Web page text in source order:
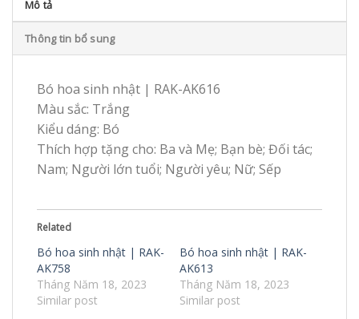
Mô tả
Thông tin bổ sung
Bó hoa sinh nhật | RAK-AK616
Màu sắc: Trắng
Kiểu dáng: Bó
Thích hợp tặng cho: Ba và Mẹ; Bạn bè; Đối tác;
Nam; Người lớn tuổi; Người yêu; Nữ; Sếp
Related
Bó hoa sinh nhật | RAK-
AK758
Tháng Năm 18, 2023
Similar post
Bó hoa sinh nhật | RAK-
AK613
Tháng Năm 18, 2023
Similar post